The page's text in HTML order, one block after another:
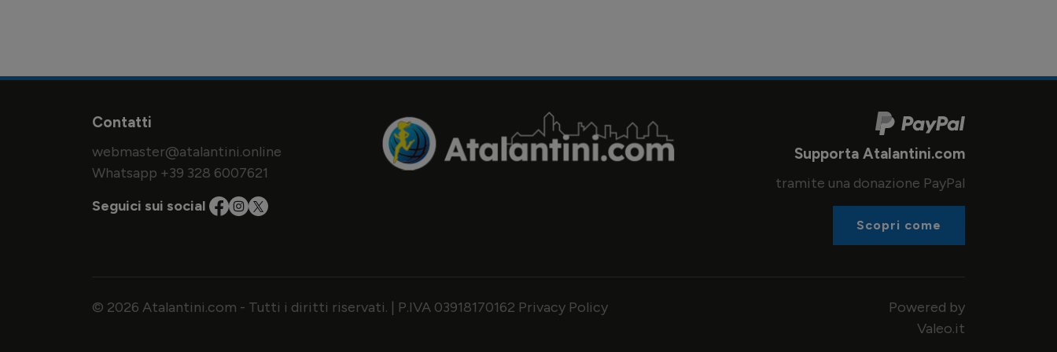
Contatti
webmaster@atalantini.online
Whatsapp +39 328 6007621
Seguici sui social
Supporta Atalantini.com
tramite una donazione PayPal
Scopri come
© 2026 Atalantini.com - Tutti i diritti riservati. | P.IVA 03918170162 Privacy Policy
Powered by
Valeo.it